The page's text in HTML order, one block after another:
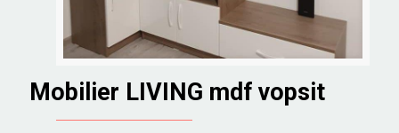
Mobilier LIVING mdf vopsit